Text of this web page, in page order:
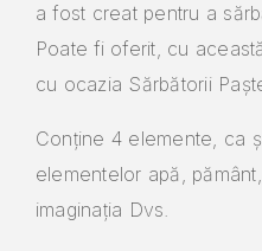
a fost creat pentru a
Poate fi oferit, cu
cu ocazia Sărbătorii
Conține 4 elemente, ca
elementelor apă,
imaginația Dvs.